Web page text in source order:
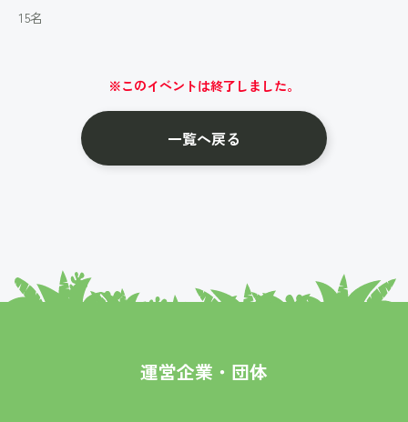
15名
※このイベントは終了しました。
一覧へ戻る
運営企業・団体